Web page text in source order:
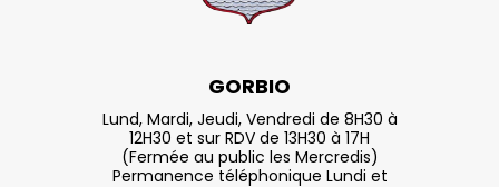
GORBIO
Lund, Mardi, Jeudi, Vendredi de 8H30 à
12H30 et sur RDV de 13H30 à 17H
(Fermée au public les Mercredis)
Permanence téléphonique Lundi et